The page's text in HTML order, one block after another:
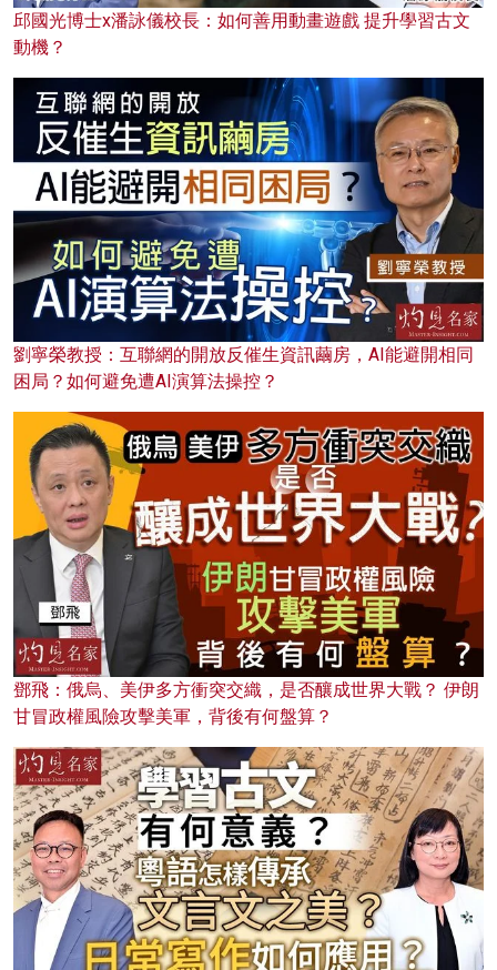
邱國光博士x潘詠儀校長：如何善用動畫遊戲 提升學習古文
動機？
劉寧榮教授：互聯網的開放反催生資訊繭房，AI能避開相同
困局？如何避免遭AI演算法操控？
鄧飛：俄烏、美伊多方衝突交織，是否釀成世界大戰？ 伊朗
甘冒政權風險攻擊美軍，背後有何盤算？